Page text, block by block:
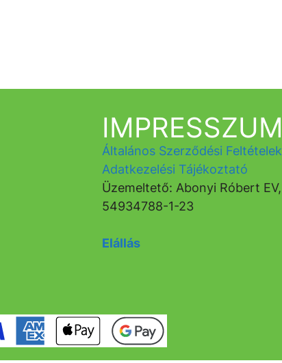
IMPRESSZUM
Általános Szerződési Feltételek
Adatkezelési Tájékoztató
Üzemeltető: Abonyi Róbert EV,
54934788-1-23
Elállás